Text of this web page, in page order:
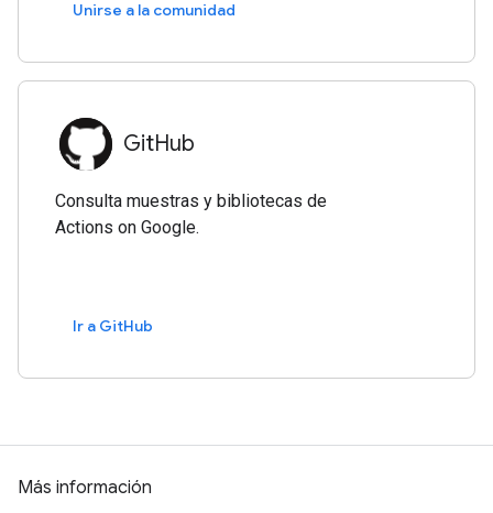
Unirse a la comunidad
GitHub
Consulta muestras y bibliotecas de
Actions on Google.
Ir a GitHub
Más información